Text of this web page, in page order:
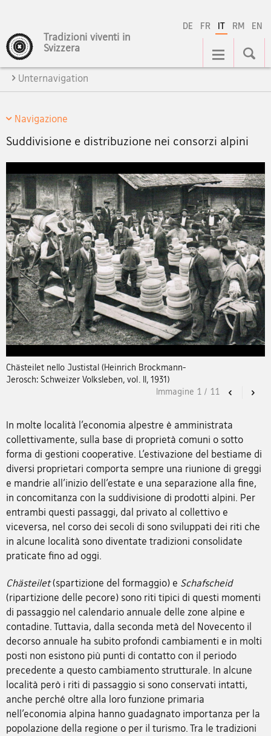
DE FR IT RM EN
Tradizioni viventi in
Svizzera
Navigation
Unternavigation
Navigazione
Suddivisione e distribuzione nei consorzi alpini
Chästeilet nello Justistal (Heinrich Brockmann-
Jerosch: Schweizer Volksleben, vol. II, 1931)
Previous
Immagine 1 / 11
In molte località l’economia alpestre è amministrata
collettivamente, sulla base di proprietà comuni o sotto
forma di gestioni cooperative. L’estivazione del bestiame di
diversi proprietari comporta sempre una riunione di greggi
e mandrie all’inizio dell’estate e una separazione alla fine,
in concomitanza con la suddivisione di prodotti alpini. Per
entrambi questi passaggi, dal privato al collettivo e
viceversa, nel corso dei secoli di sono sviluppati dei riti che
in alcune località sono diventate tradizioni consolidate
praticate fino ad oggi.
Chästeilet(spartizione del formaggio) e Schafscheid
(ripartizione delle pecore) sono riti tipici di questi momenti
di passaggio nel calendario annuale delle zone alpine e
contadine. Tuttavia, dalla seconda metà del Novecento il
decorso annuale ha subito profondi cambiamenti e in molti
posti non esistono più punti di contatto con il periodo
precedente a questo cambiamento strutturale. In alcune
località però i riti di passaggio si sono conservati intatti,
anche perché oltre alla loro funzione primaria
nell’economia alpina hanno guadagnato importanza per la
popolazione della regione o per il turismo. Tra le tradizioni